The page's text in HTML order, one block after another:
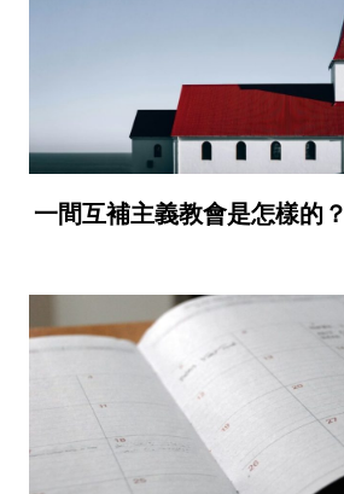
一間互補主義教會是怎樣的？